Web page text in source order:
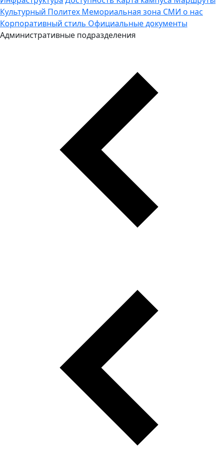
Культурный Политех Мемориальная зона СМИ о нас
Корпоративный стиль Официальные документы
Административные подразделения